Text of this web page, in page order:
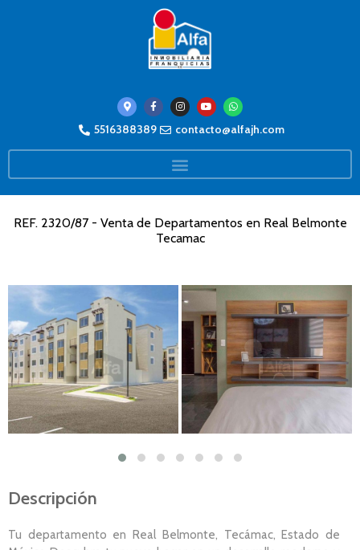
5516388389 contacto@alfajh.com
REF. 2320/87 - Venta de Departamentos en Real Belmonte
Tecamac
Descripción
Tu departamento en Real Belmonte, Tecámac, Estado de